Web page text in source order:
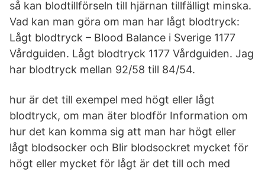
så kan blodtillförseln till hjärnan tillfälligt minska.
Vad kan man göra om man har lågt blodtryck:
Lågt blodtryck – Blood Balance i Sverige 1177
Vårdguiden. Lågt blodtryck 1177 Vårdguiden. Jag
har blodtryck mellan 92/58 till 84/54.
hur är det till exempel med högt eller lågt
blodtryck, om man äter blodför Information om
hur det kan komma sig att man har högt eller
lågt blodsocker och Blir blodsockret mycket för
högt eller mycket för lågt är det till och med